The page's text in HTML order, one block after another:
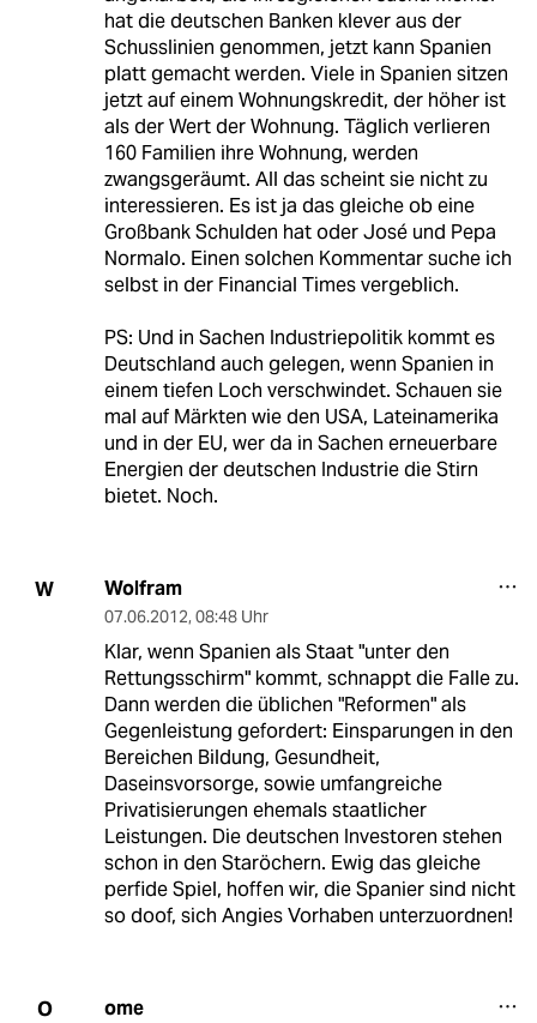
hat die deutschen Banken klever aus der
Schusslinien genommen, jetzt kann Spanien
platt gemacht werden. Viele in Spanien sitzen
jetzt auf einem Wohnungskredit, der höher ist
als der Wert der Wohnung. Täglich verlieren
160 Familien ihre Wohnung, werden
zwangsgeräumt. All das scheint sie nicht zu
interessieren. Es ist ja das gleiche ob eine
Großbank Schulden hat oder José und Pepa
Normalo. Einen solchen Kommentar suche ich
selbst in der Financial Times vergeblich.
PS: Und in Sachen Industriepolitik kommt es
Deutschland auch gelegen, wenn Spanien in
einem tiefen Loch verschwindet. Schauen sie
mal auf Märkten wie den USA, Lateinamerika
und in der EU, wer da in Sachen erneuerbare
Energien der deutschen Industrie die Stirn
bietet. Noch.
W Wolfram
07.06.2012, 08:48 Uhr
Klar, wenn Spanien als Staat "unter den
Rettungsschirm" kommt, schnappt die Falle zu.
Dann werden die üblichen "Reformen" als
Gegenleistung gefordert: Einsparungen in den
Bereichen Bildung, Gesundheit,
Daseinsvorsorge, sowie umfangreiche
Privatisierungen ehemals staatlicher
Leistungen. Die deutschen Investoren stehen
schon in den Staröchern. Ewig das gleiche
perfide Spiel, hoffen wir, die Spanier sind nicht
so doof, sich Angies Vorhaben unterzuordnen!
O ome